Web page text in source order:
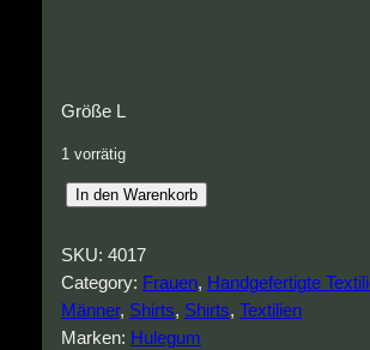
Größe L
1 vorrätig
u
l
l
S
In den Warenkorb
SKU: 4017
Category: Frauen, Handgefertigte
Männer, Shirts, Shirts, Textilien
Marken: Hulegum